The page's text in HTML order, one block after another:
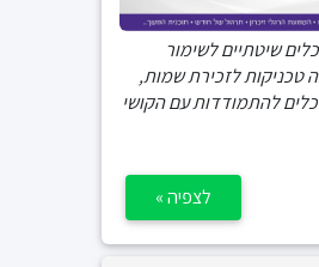
שיטתיים לשימור
טכניקות לזכירת שמות,
כלים להתמודדות עם הקושי
לצפיה »